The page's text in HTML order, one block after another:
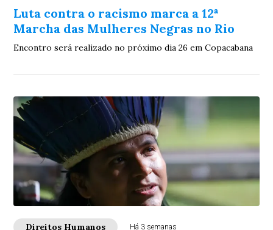
Luta contra o racismo marca a 12ª
Marcha das Mulheres Negras no Rio
Encontro será realizado no próximo dia 26 em Copacabana
Direitos Humanos Há 3 semanas